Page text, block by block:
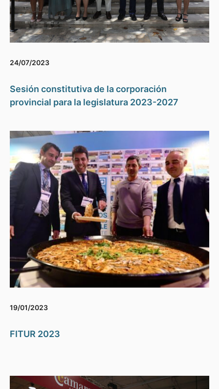
24/07/2023
Sesión constitutiva de la corporación
provincial para la legislatura 2023-2027
19/01/2023
FITUR 2023